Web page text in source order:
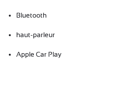
Bluetooth
haut-parleur
Apple Car Play